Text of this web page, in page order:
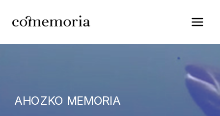
contenido
AHOZKO MEMORIA